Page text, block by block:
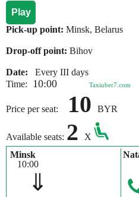
Play
Pick-up point: Minsk, Belarus
Drop-off point: Bihov
Date:
Every III days
Time:
10:00 Taxiuber7.com
Price per seat: 10 BYR
Available seats: 2
X
Minsk
10:00
⇓